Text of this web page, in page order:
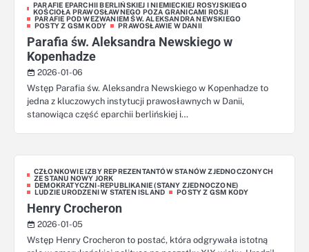
PARAFIE EPARCHII BERLIŃSKIEJ I NIEMIECKIEJ ROSYJSKIEGO
KOŚCIOŁA PRAWOSŁAWNEGO POZA GRANICAMI ROSJI
PARAFIE POD WEZWANIEM ŚW. ALEKSANDRA NEWSKIEGO
POSTY Z GSM KODY
PRAWOSŁAWIE W DANII
Parafia św. Aleksandra Newskiego w
Kopenhadze
2026-01-06
Wstęp Parafia św. Aleksandra Newskiego w Kopenhadze to
jedna z kluczowych instytucji prawosławnych w Danii,
stanowiąca część eparchii berlińskiej i…
CZŁONKOWIE IZBY REPREZENTANTÓW STANÓW ZJEDNOCZONYCH
ZE STANU NOWY JORK
DEMOKRATYCZNI-REPUBLIKANIE (STANY ZJEDNOCZONE)
LUDZIE URODZENI W STATEN ISLAND
POSTY Z GSM KODY
Henry Crocheron
2026-01-05
Wstęp Henry Crocheron to postać, która odgrywała istotną